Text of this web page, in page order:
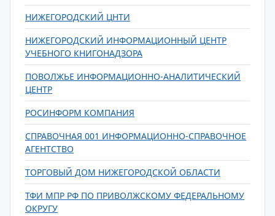
НИЖЕГОРОДСКИЙ ЦНТИ
НИЖЕГОРОДСКИЙ ИНФОРМАЦИОННЫЙ ЦЕНТР
УЧЕБНОГО КНИГОНАДЗОРА
ПОВОЛЖЬЕ ИНФОРМАЦИОННО-АНАЛИТИЧЕСКИЙ
ЦЕНТР
РОСИНФОРМ КОМПАНИЯ
СПРАВОЧНАЯ 001 ИНФОРМАЦИОННО-СПРАВОЧНОЕ
АГЕНТСТВО
ТОРГОВЫЙ ДОМ НИЖЕГОРОДСКОЙ ОБЛАСТИ
ТФИ МПР РФ ПО ПРИВОЛЖСКОМУ ФЕДЕРАЛЬНОМУ
ОКРУГУ